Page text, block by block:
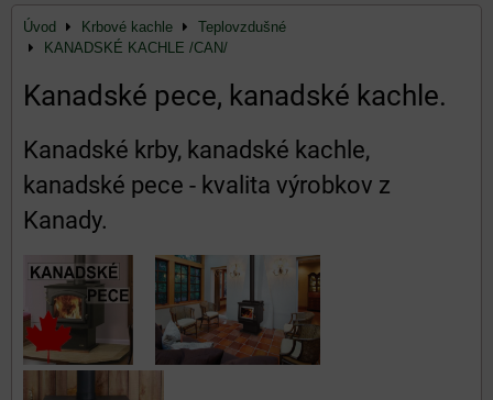
Úvod Krbové kachle
Teplovzdušné
KANADSKÉ KACHLE /CAN/
Kanadské pece, kanadské kachle.
Kanadské krby, kanadské kachle,
kanadské pece - kvalita výrobkov z
Kanady.